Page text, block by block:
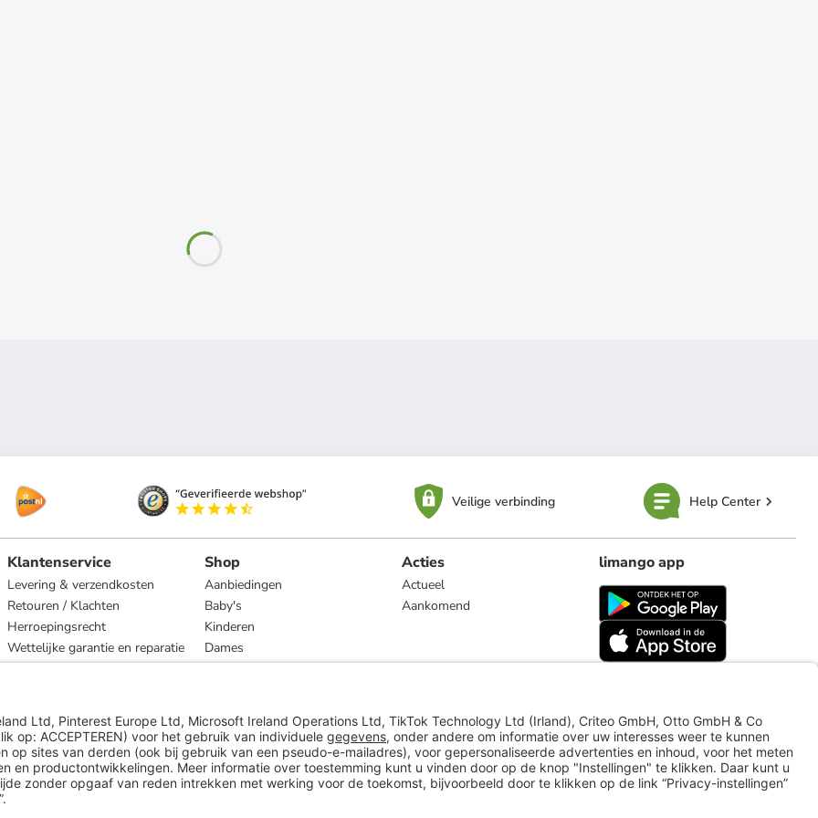
Veilige verbinding Help Center
Klantenservice
Levering & verzendkosten
Retouren / Klachten
Herroepingsrecht
Wettelijke garantie en reparatie
Shop
Aanbiedingen
Baby's
Kinderen
Dames
Heren
Acties
Actueel
Aankomend
limango app
limango.de limango.pl